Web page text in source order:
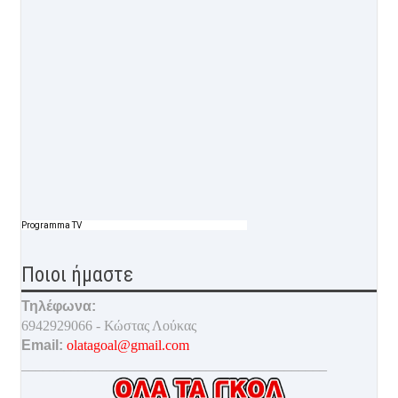
Programma TV
Ποιοι ήμαστε
Τηλέφωνα:
6942929066 - Κώστας Λούκας
Email: olatagoal@gmail.com